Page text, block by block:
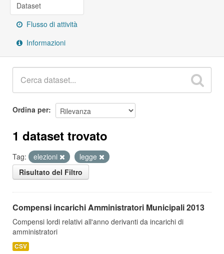
Dataset
Flusso di attività
Informazioni
Ordina per
1 dataset trovato
Tag: elezioni
legge
Risultato del Filtro
Compensi incarichi Amministratori Municipali 2013
Compensi lordi relativi all'anno derivanti da incarichi di
amministratori
CSV